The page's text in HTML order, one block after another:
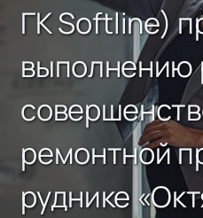
ГК Softline)
выполнению
ремонтной
руднике